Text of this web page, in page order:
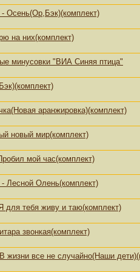
Осень(Ор,Бэк)(комплект)
на них(комплект)
минусовки "ВИА Синяя птица"
аранжировка)(комплект)
новый мир(комплект)
мой час(комплект)
Лесной Олень(комплект)
для тебя живу и таю(комплект)
звонкая(комплект)
жизни все не случайно(Наши